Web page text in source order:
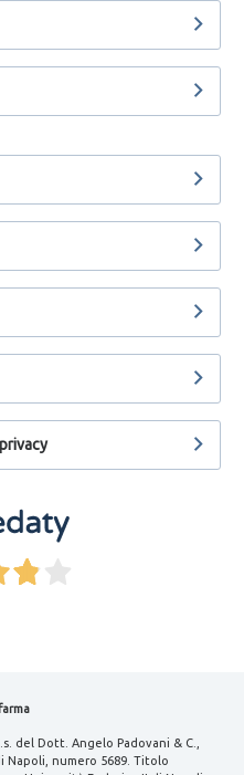
del Dott. Angelo Padovani & C.,
numero 5689. Titolo